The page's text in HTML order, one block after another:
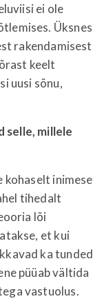
ei ole
Üksnes
rakendamisest
keelt
uusi sõnu,
selle, millele
kohaselt inimese
tihedalt
lõi
et kui
ka tunded
püüab vältida
vastuolus.